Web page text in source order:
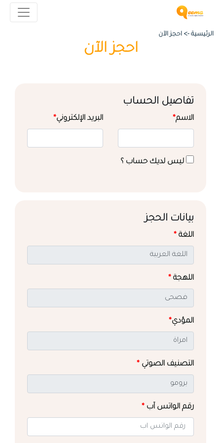
الرئيسية -> احجز الآن
احجز الآن
تفاصيل الحساب
الاسم* البريد الإلكتروني*
ليس لديك حساب ؟
بيانات الحجز
اللغة *
اللهجة *
المؤدي*
التصنيف الصوتي *
رقم الواتس آب *